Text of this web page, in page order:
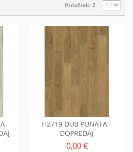
Položiek: 2
H2719 DUB PUNATA -
DOPREDAJ
0,00 €